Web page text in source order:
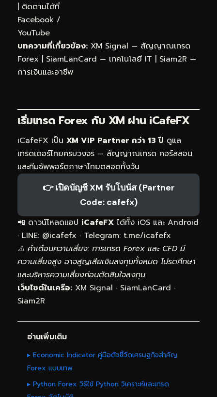
| ติดตามได้ที่
Facebook /
YouTube
บทความที่เกี่ยวข้อง: XM Signal — สัญญาณเทรด
Forex | SiamLanCard — เทคโนโลยี IT | Siam2R —
การเงินและอาชีพ
เริ่มเทรด Forex กับ XM ผ่าน iCafeFX
iCafeFX เป็น XM VIP Partner กว่า 13 ปี ดูแล
เทรดเดอร์ไทยครบวงจร — สัญญาณเทรด คอร์สสอน
และทีมซัพพอร์ตภาษาไทยตลอดทั้งวัน
👉 เปิดบัญชี XM รับโบนัส (Partner
Code: cafefx)
📲 ดาวน์โหลดแอป iCafeFX ได้ทั้ง iOS และ Android
· LINE: @icafefx · Telegram: t.me/icafefx
⚠️ คำเตือนความเสี่ยง: การเทรด Forex และ CFD มี
ความเสี่ยงสูง อาจสูญเสียเงินลงทุนทั้งหมด โปรดศึกษา
และบริหารความเสี่ยงก่อนตัดสินใจลงทุน
เว็บไซต์ในเครือ: XM Signal · SiamLanCard ·
Siam2R
อ่านเพิ่มเติม
▸ Economic Indicator คู่มือตัวชี้วัดเศรษฐกิจสำคัญ
Forex แบบเทพ
▸ Python Forex วิธีใช้ Python วิเคราะห์และเทรด